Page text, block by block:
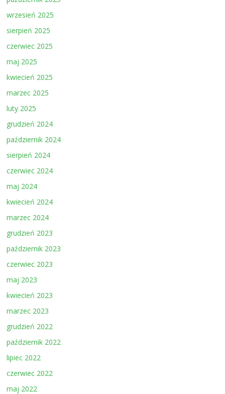
wrzesień 2025
sierpień 2025
czerwiec 2025
maj 2025
kwiecień 2025
marzec 2025
luty 2025
grudzień 2024
październik 2024
sierpień 2024
czerwiec 2024
maj 2024
kwiecień 2024
marzec 2024
grudzień 2023
październik 2023
czerwiec 2023
maj 2023
kwiecień 2023
marzec 2023
grudzień 2022
październik 2022
lipiec 2022
czerwiec 2022
maj 2022